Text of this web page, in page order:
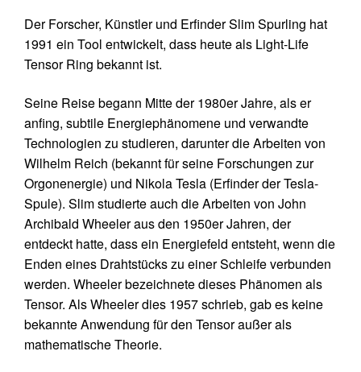
Der Forscher, Künstler und Erfinder Slim Spurling hat
1991 ein Tool entwickelt, dass heute als Light-Life
Tensor Ring bekannt ist.
Seine Reise begann Mitte der 1980er Jahre, als er
anfing, subtile Energiephänomene und verwandte
Technologien zu studieren, darunter die Arbeiten von
Wilhelm Reich (bekannt für seine Forschungen zur
Orgonenergie) und Nikola Tesla (Erfinder der Tesla-
Spule). Slim studierte auch die Arbeiten von John
Archibald Wheeler aus den 1950er Jahren, der
entdeckt hatte, dass ein Energiefeld entsteht, wenn die
Enden eines Drahtstücks zu einer Schleife verbunden
werden. Wheeler bezeichnete dieses Phänomen als
Tensor. Als Wheeler dies 1957 schrieb, gab es keine
bekannte Anwendung für den Tensor außer als
mathematische Theorie.